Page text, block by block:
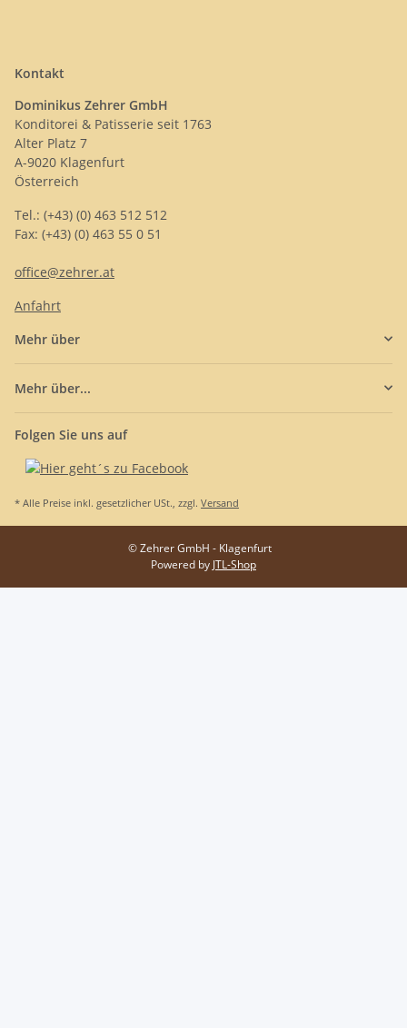
Kontakt
Dominikus Zehrer GmbH
Konditorei & Patisserie seit 1763
Alter Platz 7
A-9020 Klagenfurt
Österreich
Tel.: (+43) (0) 463 512 512
Fax: (+43) (0) 463 55 0 51
office@zehrer.at
Anfahrt
Mehr über
Mehr über...
Folgen Sie uns auf
* Alle Preise inkl. gesetzlicher USt., zzgl. Versand
© Zehrer GmbH - Klagenfurt
Powered by JTL-Shop